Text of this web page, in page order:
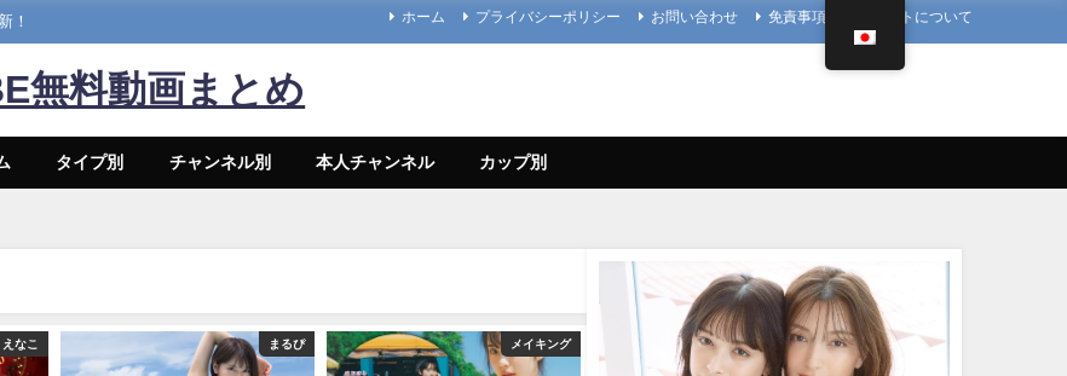
！ ホーム プライバシーポリシー お問い合わせ 免責事項 当サイトについて
無料動画まとめ
タイプ別 チャンネル別 本人チャンネル カップ別
まるぴ メイキング Hカップ アイドルニッポン